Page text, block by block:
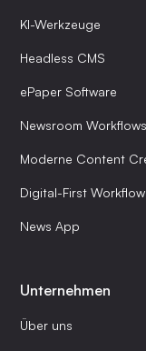
KI-Werkzeuge
Headless CMS
ePaper Software
Newsroom Workflows
Moderne Content
Digital-First
News App
Unternehmen
Über uns